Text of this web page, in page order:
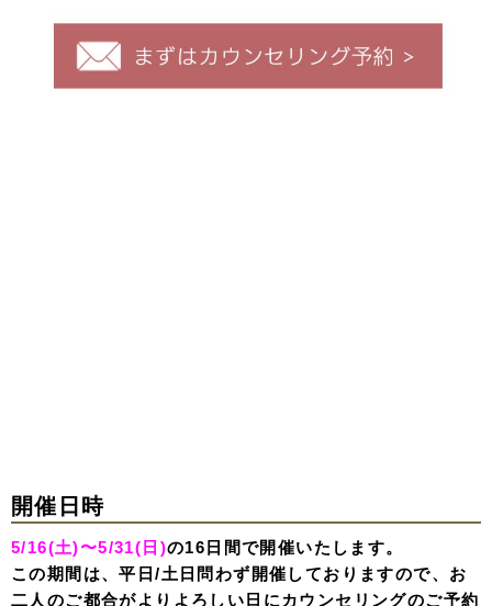
開催日時
5/16(土)〜5/31(日)の16日間で開催いたします。
この期間は、平日/土日問わず開催しておりますので、お
二人のご都合がよりよろしい日にカウンセリングのご予約